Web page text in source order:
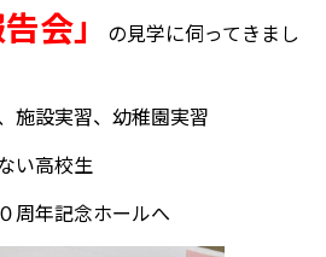
会」
の見学に伺ってきまし
施設実習、幼稚園実習
い高校生
周年記念ホールへ